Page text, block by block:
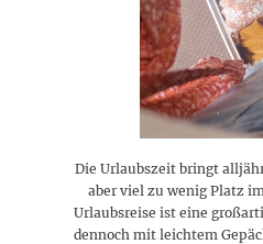
Plattformen
Die Urlaubszeit bringt
aber viel zu wenig Platz
Urlaubsreise ist eine
dennoch mit leichtem